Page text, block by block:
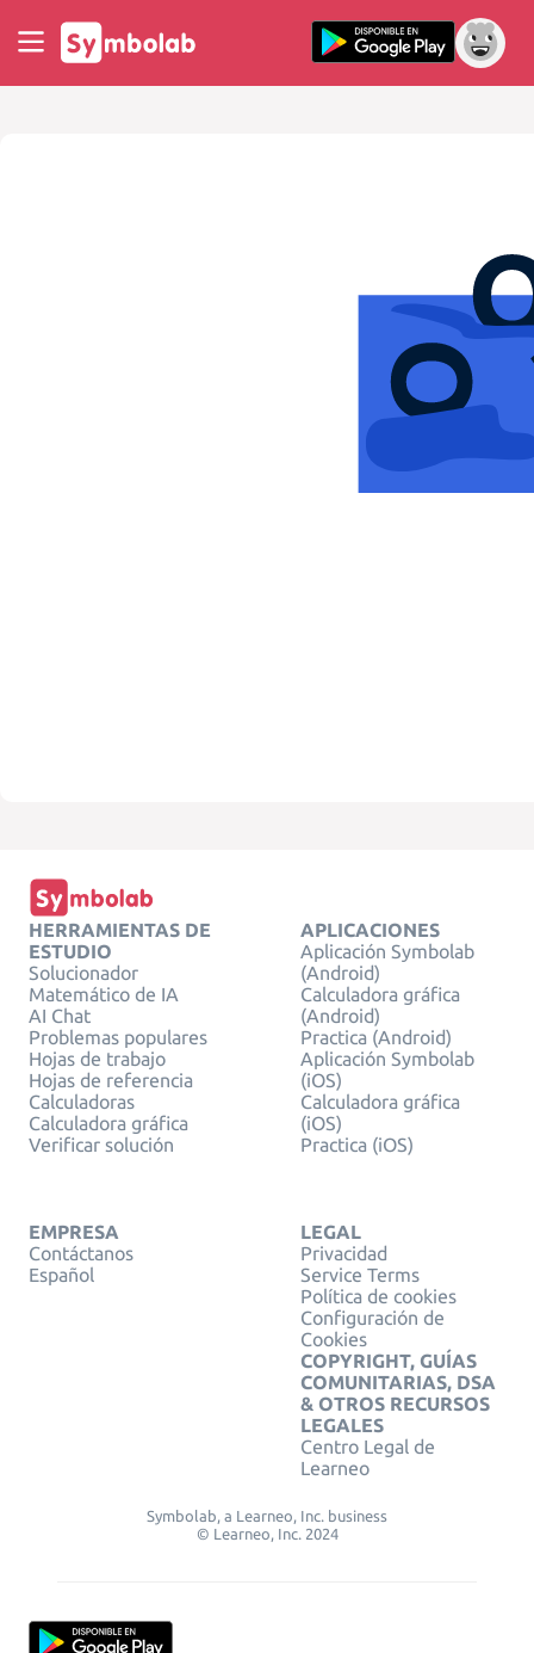
HERRAMIENTAS DE
ESTUDIO
Solucionador
Matemático de IA
AI Chat
Problemas populares
Hojas de trabajo
Hojas de referencia
Calculadoras
Calculadora gráfica
Verificar solución
APLICACIONES
Aplicación Symbolab
(Android)
Calculadora gráfica
(Android)
Practica (Android)
Aplicación Symbolab
(iOS)
Calculadora gráfica
(iOS)
Practica (iOS)
EMPRESA
Contáctanos
Español
LEGAL
Privacidad
Service Terms
Política de cookies
Configuración de
Cookies
COPYRIGHT, GUÍAS
COMUNITARIAS, DSA
& OTROS RECURSOS
LEGALES
Centro Legal de
Learneo
Symbolab, a Learneo, Inc. business
© Learneo, Inc. 2024